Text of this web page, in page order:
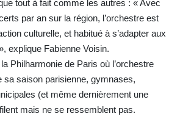
tout à fait comme les autres : « Avec
par an sur la région, l’orchestre est
culturelle, et habitué à s’adapter aux
explique Fabienne Voisin.
Philharmonie de Paris où l’orchestre
sa saison parisienne, gymnases,
(et même dernièrement une
mais ne se ressemblent pas.